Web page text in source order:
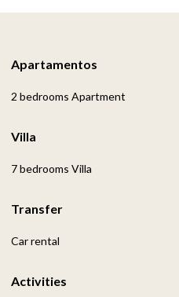
Apartamentos
2 bedrooms Apartment
Villa
7 bedrooms Villa
Transfer
Car rental
Activities